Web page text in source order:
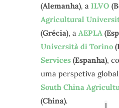
(Alemanha), a ILVO
Agricultural
(Grécia), a AEPLA
Università di Torino
Services(Espanha),
uma perspetiva
South China
(China).